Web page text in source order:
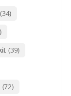
(34)
(39)
(72)